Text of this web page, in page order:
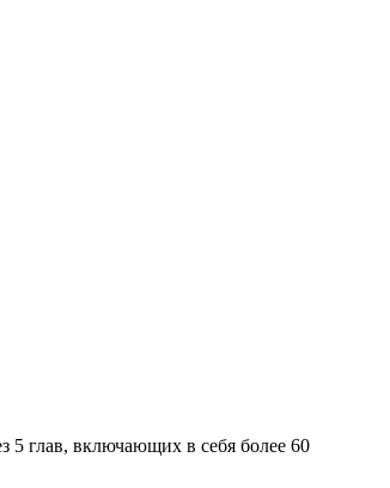
5 глав, включающих в себя более 60